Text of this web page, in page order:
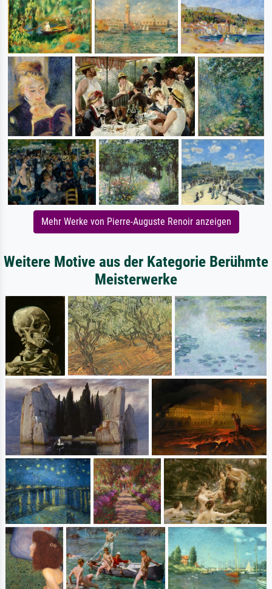
Mehr Werke von Pierre-Auguste Renoir anzeigen
Weitere Motive aus der Kategorie Berühmte
Meisterwerke